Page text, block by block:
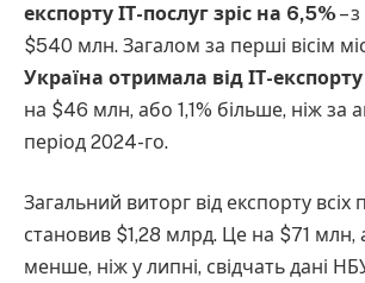
експорту ІТ-послуг зріс на 6,5%–
$540 млн. Загалом за перші вісім
Україна отримала від ІТ-
на $46 млн, або 1,1% більше, ніж за
період 2024-го.
Загальний виторг від експорту всіх
становив $1,28 млрд. Це на $71 млн,
менше, ніж у липні, свідчать дані